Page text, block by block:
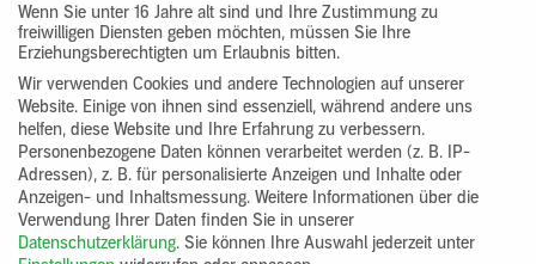
625,00 €
Gruppenprodukt
yosima_designputz_bigb
Wenn Sie unter 16 Jahre alt sind und Ihre Zustimmung zu
freiwilligen Diensten geben möchten, müssen Sie Ihre
Erziehungsberechtigten um Erlaubnis bitten.
Wir verwenden Cookies und andere Technologien auf unserer
Website. Einige von ihnen sind essenziell, während andere uns
helfen, diese Website und Ihre Erfahrung zu verbessern.
Personenbezogene Daten können verarbeitet werden (z. B. IP-
Adressen), z. B. für personalisierte Anzeigen und Inhalte oder
Anzeigen- und Inhaltsmessung. Weitere Informationen über die
Verwendung Ihrer Daten finden Sie in unserer
Datenschutzerklärung. Sie können Ihre Auswahl jederzeit unter